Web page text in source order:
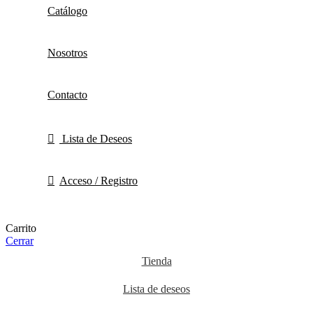
Catálogo
Nosotros
Contacto
Lista de Deseos
Acceso / Registro
Carrito
Cerrar
Tienda
Lista de deseos